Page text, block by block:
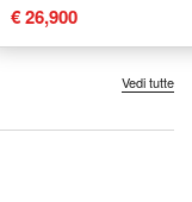
€ 26,900
Vedi tutte